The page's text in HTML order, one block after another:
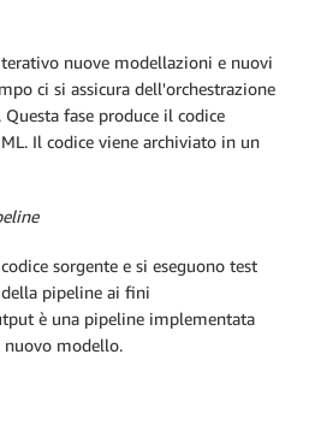
nuove modellazioni e nuovi
ci si assicura dell'orchestrazione
fase produce il codice
Il codice viene archiviato in un
sorgente e si eseguono test
pipeline ai fini
è una pipeline implementata
modello.